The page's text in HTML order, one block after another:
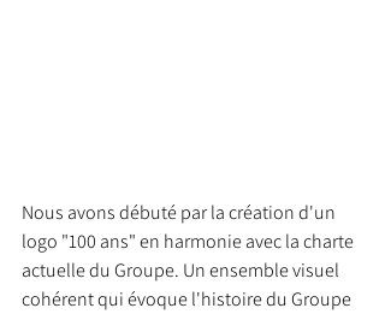
Nous avons débuté par la création d'un
logo "100 ans" en harmonie avec la charte
actuelle du Groupe. Un ensemble visuel
cohérent qui évoque l'histoire du Groupe